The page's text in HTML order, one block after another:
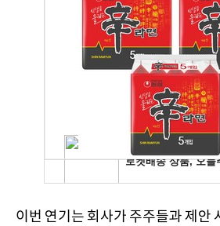
이번 연기는 회사가 주주들과 제안